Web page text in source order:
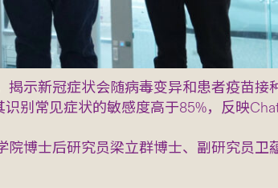
示新冠症状会随病毒变异和患者疫苗接
别常见症状的敏感度高于85%，反映
博士后研究员梁立群博士、副研究员卫